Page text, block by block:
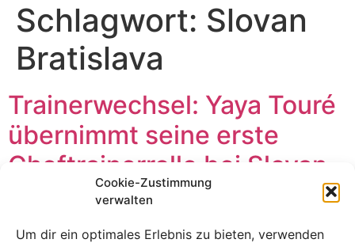
Cookie-Zustimmung
verwalten
Um dir ein optimales Erlebnis zu bieten, verwenden
Schlagwort: Slovan
Bratislava
Trainerwechsel: Yaya Touré
übernimmt seine erste
Cheftrainerrolle bei Slovan
Bratislava